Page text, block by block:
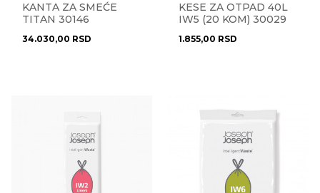
KANTA ZA SMEĆE
TITAN 30146
34.030,00 RSD
KESE ZA OTPAD 40L
IW5 (20 KOM) 30029
1.855,00 RSD